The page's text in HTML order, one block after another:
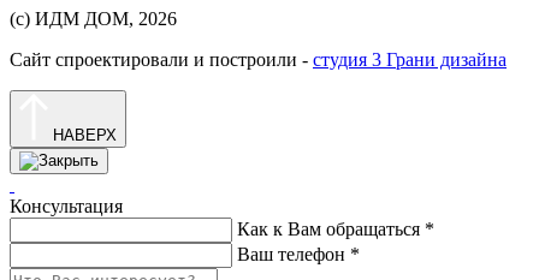
(с) ИДМ ДОМ, 2026
Сайт спроектировали и построили - студия 3 Грани дизайна
НАВЕРХ
Консультация
Как к Вам обращаться *
Ваш телефон *